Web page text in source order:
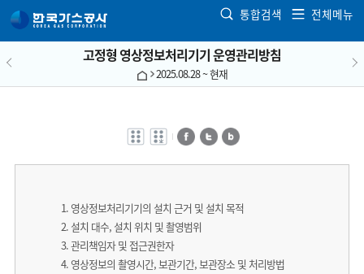
통합검색 전체메뉴
고정형 영상정보처리기기 운영관리방침
2025.08.28 ~ 현재
전자점자
바로보기
전자점자
다운로드
페이스북트위터블로그
영상정보처리기기의 설치 근거 및 설치 목적
설치 대수, 설치 위치 및 촬영범위
관리책임자 및 접근권한자
영상정보의 촬영시간, 보관기간, 보관장소 및 처리방법